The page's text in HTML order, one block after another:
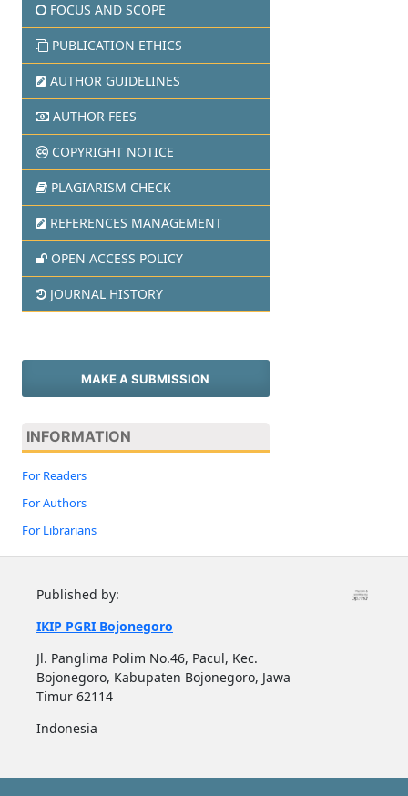
FOCUS AND SCOPE
PUBLICATION ETHICS
AUTHOR GUIDELINES
AUTHOR FEES
COPYRIGHT NOTICE
PLAGIARISM CHECK
REFERENCES MANAGEMENT
OPEN ACCESS POLICY
JOURNAL HISTORY
MAKE A SUBMISSION
INFORMATION
For Readers
For Authors
For Librarians
Published by:
IKIP PGRI Bojonegoro
Jl. Panglima Polim No.46, Pacul, Kec.
Bojonegoro, Kabupaten Bojonegoro, Jawa
Timur 62114
Indonesia